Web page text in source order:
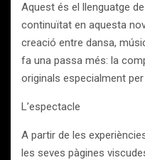
Aquest és el llenguatge
continuïtat en aquesta
creació entre dansa,
fa una passa més: la
originals especialment per
L’espectacle
A partir de les
les seves pàgines